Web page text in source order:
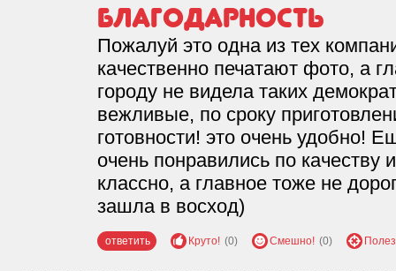
Благодарность
Пожалуй это одна из тех
качественно печатают фото, а
городу не видела таких
вежливые, по сроку
готовности! это очень удобно!
очень понравились по качеству
классно, а главное тоже не
зашла в восход)
ответить Круто! (0) Смешно! (0)